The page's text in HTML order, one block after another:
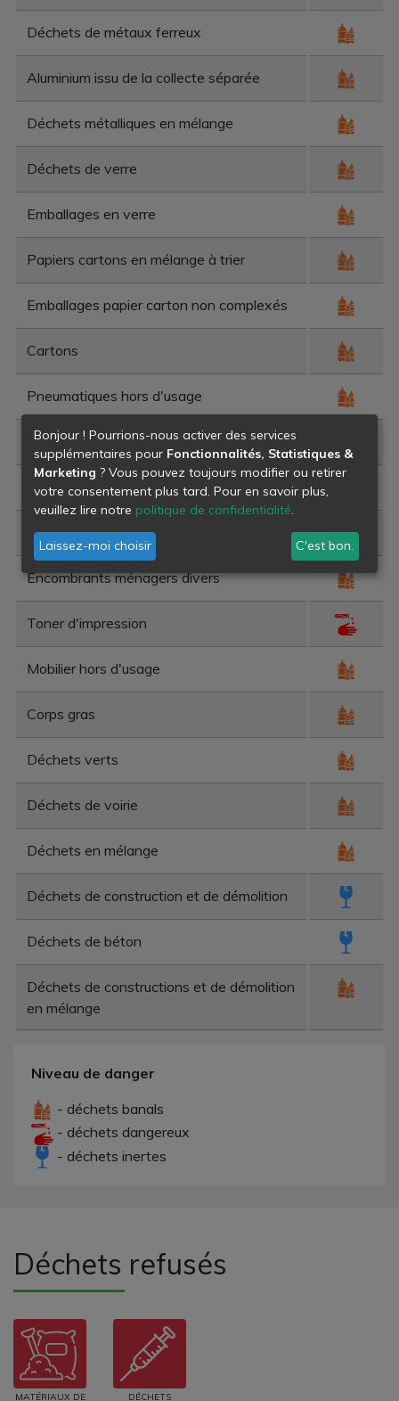
Déchets de métaux ferreux
Aluminium issu de la collecte séparée
Déchets métalliques en mélange
Déchets de verre
Emballages en verre
Papiers cartons en mélange à trier
Emballages papier carton non complexés
Cartons
Pneumatiques hors d'usage
Emballages en matières plastiques
Déchets de bois
Déchets textiles
Encombrants ménagers divers
Toner d'impression
Mobilier hors d'usage
Corps gras
Déchets verts
Déchets de voirie
Déchets en mélange
Déchets de construction et de démolition
Déchets de béton
Déchets de constructions et de démolition
en mélange
Niveau de danger
- déchets banals
- déchets dangereux
- déchets inertes
Déchets refusés
MATÉRIAUX DE DÉCHETS
Bonjour ! Pourrions-nous activer des services
supplémentaires pour Fonctionnalités, Statistiques &
Marketing ? Vous pouvez toujours modifier ou retirer
votre consentement plus tard. Pour en savoir plus,
veuillez lire notre politique de confidentialité.
Laissez-moi choisir C'est bon.